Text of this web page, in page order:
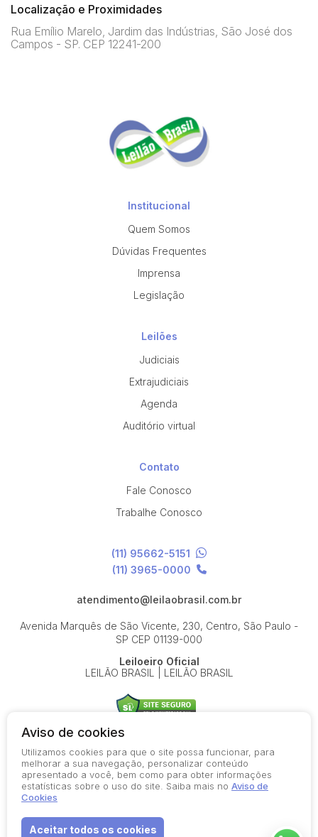
Localização e Proximidades
Rua Emílio Marelo, Jardim das Indústrias, São José dos
Campos - SP. CEP 12241-200
Institucional
Quem Somos
Dúvidas Frequentes
Imprensa
Legislação
Leilões
Judiciais
Extrajudiciais
Agenda
Auditório virtual
Contato
Fale Conosco
Trabalhe Conosco
(11) 95662-5151
(11) 3965-0000
atendimento@leilaobrasil.com.br
Avenida Marquês de São Vicente, 230, Centro, São Paulo -
SP CEP 01139-000
Leiloeiro Oficial
LEILÃO BRASIL | LEILÃO BRASIL
© 2026-present - Todos os direitos reservados
Política de Privacidade
Termos de Uso
Aviso de cookies
Utilizamos cookies para que o site possa funcionar, para
melhorar a sua navegação, personalizar conteúdo
apresentado a você, bem como para obter informações
estatísticas sobre o uso do site. Saiba mais no Aviso de
Cookies
Aceitar todos os cookies